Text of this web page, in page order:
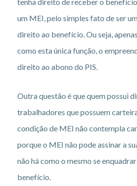
um MEI, pelo simples fato de ser
direito ao benefício. Ou seja,
como esta única função, o
direito ao abono do PIS.
Outra questão é que quem possui
trabalhadores que possuem
condição de MEI não contempla
porque o MEI não pode assinar a
não há como o mesmo se
benefício.